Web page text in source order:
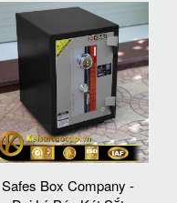
Safes Box Company -